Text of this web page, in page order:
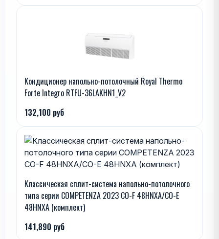
Кондиционер напольно-потолочный Royal Thermo
Forte Integro RTFU-36LAKHN1_V2
132,100 руб
Классическая сплит-система напольно-потолочного
типа серии COMPETENZA 2023 CO-F 48HNXA/CO-E
48HNXA (комплект)
141,890 руб